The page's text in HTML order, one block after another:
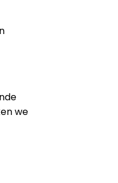
we